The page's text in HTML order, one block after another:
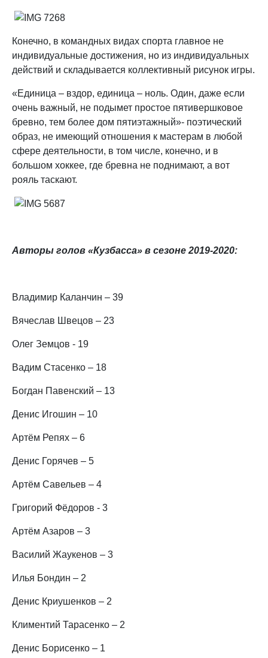
Конечно, в командных видах спорта главное не
индивидуальные достижения, но из индивидуальных
действий и складывается коллективный рисунок игры.
«Единица – вздор, единица – ноль. Один, даже если
очень важный, не подымет простое пятивершковое
бревно, тем более дом пятиэтажный»- поэтический
образ, не имеющий отношения к мастерам в любой
сфере деятельности, в том числе, конечно, и в
большом хоккее, где бревна не поднимают, а вот
рояль таскают.
Авторы голов «Кузбасса» в сезоне 2019-2020:
Владимир Каланчин – 39
Вячеслав Швецов – 23
Олег Земцов - 19
Вадим Стасенко – 18
Богдан Павенский – 13
Денис Игошин – 10
Артём Репях – 6
Денис Горячев – 5
Артём Савельев – 4
Григорий Фёдоров - 3
Артём Азаров – 3
Василий Жаукенов – 3
Илья Бондин – 2
Денис Криушенков – 2
Климентий Тарасенко – 2
Денис Борисенко – 1